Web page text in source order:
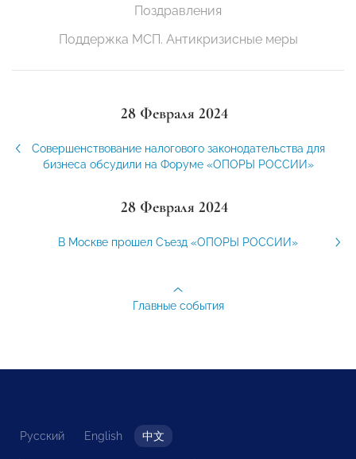
Поздравления
Поддержка МСП. Антикризисные меры
28 Февраля 2024
Совершенствование налогового законодательства для
бизнеса обсудили на Форуме «ОПОРЫ РОССИИ»
28 Февраля 2024
В Москве прошел Съезд «ОПОРЫ РОССИИ»
Главные события
Русский English 中文